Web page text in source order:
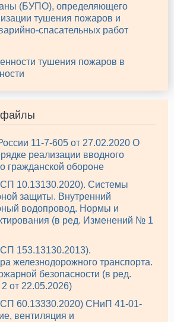
(БУПО), определяющего
тушения пожаров и
спасательных работ
тушения пожаров в
11-7-605 от 27.02.2020 О
реализации вводного
гражданской обороне
10.13130.2020). Системы
защиты. Внутренний
водопровод. Нормы и
(в ред. Изменений № 1
153.13130.2013).
железнодорожного транспорта.
безопасности (в ред.
от 22.05.2026)
60.13330.2020) СНиП 41-01-
вентиляция и